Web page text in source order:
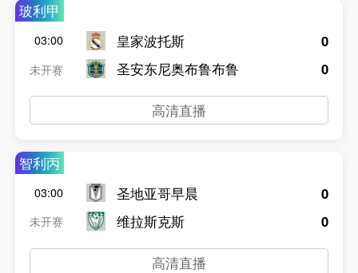
玻利甲
03:00
未开赛
皇家波托斯
圣安东尼奥布鲁布鲁
0
0
高清直播
智利丙
03:00
未开赛
圣地亚哥早晨
维拉斯克斯
0
0
高清直播